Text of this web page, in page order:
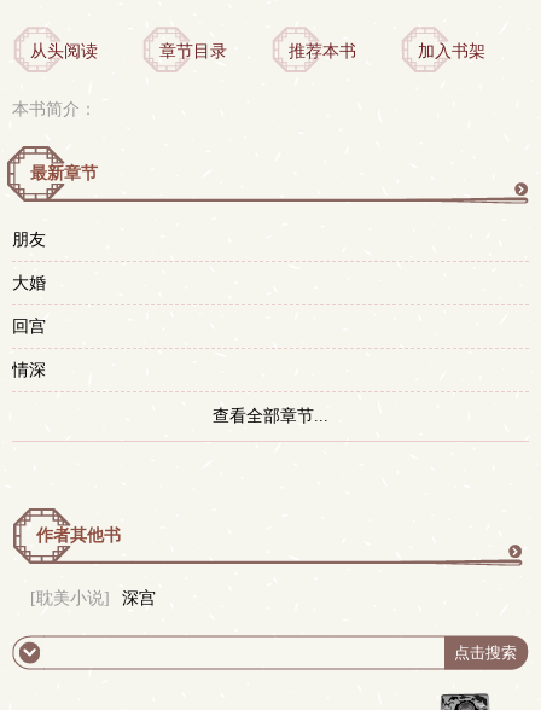
从头阅读 章节目录 推荐本书 加入书架
本书简介：
最新章节
朋友
大婚
回宫
情深
查看全部章节...
作者其他书
多
[耽美小说] 深宫